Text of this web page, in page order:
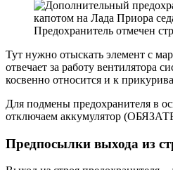
Предохранитель отмечен
Тут нужно отыскать элемент с
отвечает за работу вентилятора
косвенно относится и к
Для подмены предохранителя в
отключаем аккумулятор
Предпосылки выхода из